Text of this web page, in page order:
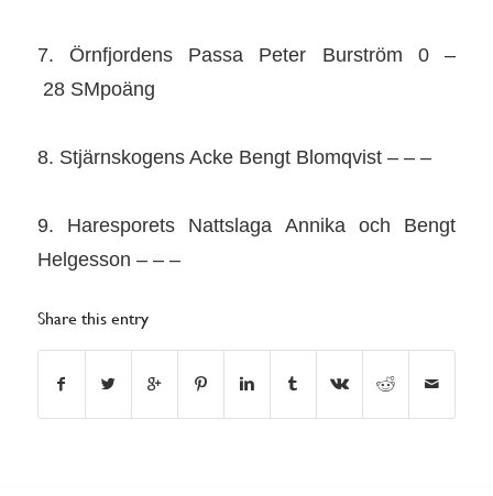
7. Örnfjordens Passa Peter Burström 0 –
28 SMpoäng
8. Stjärnskogens Acke Bengt Blomqvist – – –
9. Haresporets Nattslaga Annika och Bengt
Helgesson – – –
Share this entry